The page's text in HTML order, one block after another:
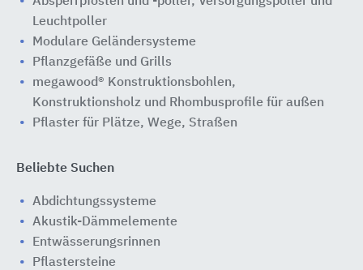
Leuchtpoller
Modulare Geländersysteme
Pflanzgefäße und Grills
megawood® Konstruktionsbohlen,
Konstruktionsholz und Rhombusprofile für außen
Pflaster für Plätze, Wege, Straßen
Beliebte Suchen
Abdichtungssysteme
Akustik-Dämmelemente
Entwässerungsrinnen
Pflastersteine